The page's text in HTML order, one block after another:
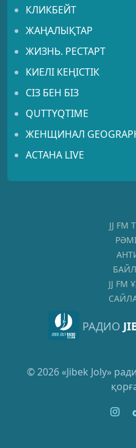
КЛИКБЕЙТ
ЖАҢАЛЫҚТАР
ЖИЗНЬ. РЕСТАРТ
КИЕЛІ КЕҢІСТІК
СІЗ БЕН БІЗ
QUTTYQTIME
ЖЕНЩИНАЛ
АСТАНА LIVE
JJ FM
JJ
РАДИО
© 2026 «Jibek Joly»